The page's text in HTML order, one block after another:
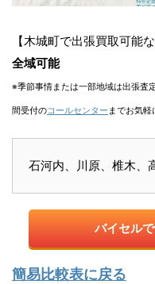
【木城町で出張買取可能
全域可能
※季節事情または一部地域は出張査
間受付のコールセンター までお気軽
石河内、川原、椎木、
バイセル
簡易比較表に戻る